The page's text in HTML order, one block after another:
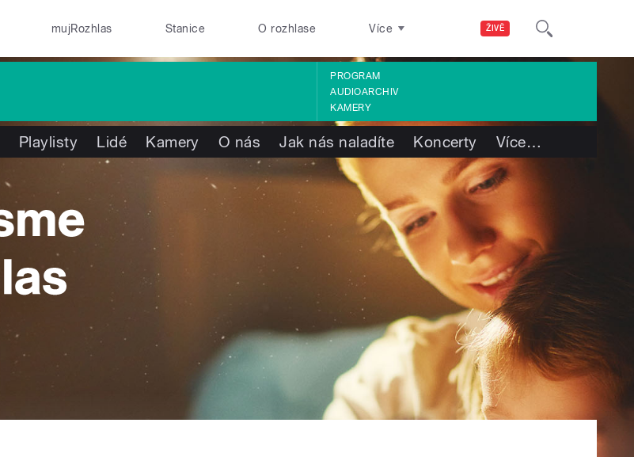
ŽIVĚ
mujRozhlas Stanice O rozhlase Více
PROGRAM
AUDIOARCHIV
KAMERY
Playlisty Lidé Kamery O nás Jak nás naladíte Koncerty Více…